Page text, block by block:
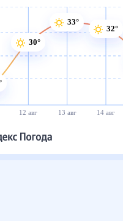
12 авг 13 авг 14 авг
30°
33°
32°